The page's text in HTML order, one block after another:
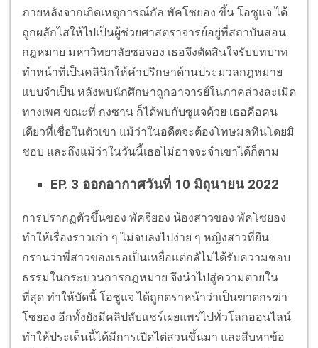
ภายหลังจากเกิดเหตุการณ์กัล พัคโซยอง ขึ้น โอซูแจ ได้
ถูกผลักไสให้ไปเป็นผู้ช่วยศาสตราจารย์อยู่ที่สถาบันสอน
กฎหมาย มหาวิทยาลัยซอจอง เธอจึงตัดสินใจรับบทบาท
ทำหน้าที่เป็นคลินิกให้คำปรึกษาด้านประมวลกฎหมาย
แบบจำเป็น หลังพบนักศึกษาถูกอาจารย์ในภาคล่วงละเมิด
ทางเพศ ขณะที่ กงซาน ก็ได้พบกับซูแจด้วย เธอคือคน
เดียวที่เชื่อในตัวเขา แม้ว่าในอดีตจะต้องโทษมลทินโดยมิ
ชอบ และถึงแม้ว่าในวันนี้เธอไม่อาจจะจำเขาได้ก็ตาม
EP. 3 ออกอากาศวันที่ 10 มิถุนายน 2022
การปรากฏตัวขึ้นของ พัคจียอง น้องสาวของ พัคโซยอง
ทำให้เรื่องราวเก่า ๆ ไม่จบลงไปง่าย ๆ หญิงสาวที่ยืน
กรานว่าพี่สาวของเธอเป็นเหยื่อแต่กลัไม่ได้รับความชอบ
ธรรมในกระบวนการกฎหมาย จึงนำไปสู่ความตายใน
ที่สุด ทำให้บัดนี้ โอซูแจ ได้ถูกตราหน้าว่าเป็นฆาตกรฆ่า
โซยอง อีกทั้งยังมีคลิปลับแชร์เผยแพร่ไปทั่วโลกออนไลน์
ทำให้ประเด็นนี้ได้มีการเปิดไต่สวนขึ้นมา และสืบหาข้อ